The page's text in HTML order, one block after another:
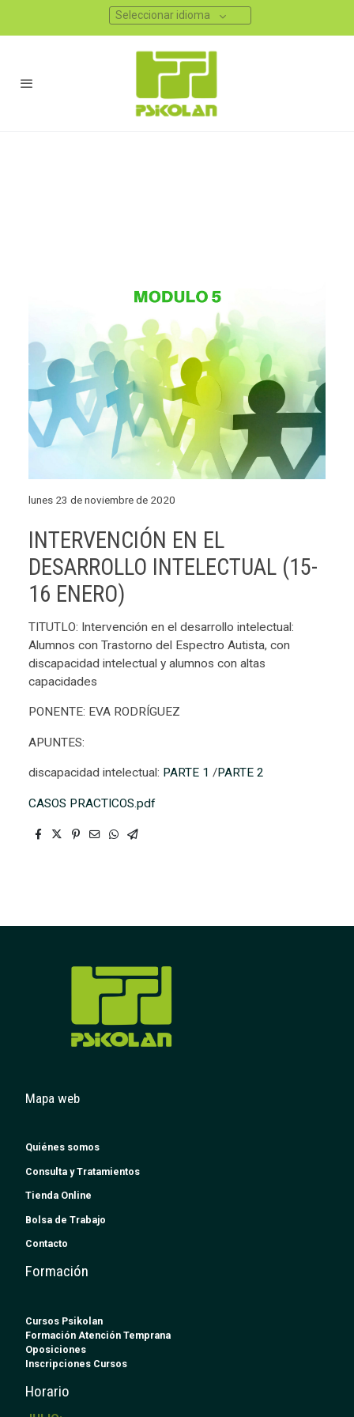
Seleccionar idioma
lunes 23 de noviembre de 2020
INTERVENCIÓN EN EL
DESARROLLO INTELECTUAL (15-
16 ENERO)
TITUTLO: Intervención en el desarrollo intelectual:
Alumnos con Trastorno del Espectro Autista, con
discapacidad intelectual y alumnos con altas
capacidades
PONENTE: EVA RODRÍGUEZ
APUNTES:
discapacidad intelectual: PARTE 1 /PARTE 2
CASOS PRACTICOS.pdf
Mapa web
Quiénes somos
Consulta y Tratamientos
Tienda Online
Bolsa de Trabajo
Contacto
Formación
Cursos Psikolan
Formación Atención Temprana
Oposiciones
Inscripciones Cursos
Horario